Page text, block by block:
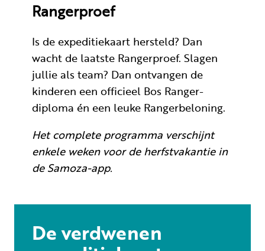
Rangerproef
Is de expeditiekaart hersteld? Dan
wacht de laatste Rangerproef. Slagen
jullie als team? Dan ontvangen de
kinderen een officieel Bos Ranger-
diploma én een leuke Rangerbeloning.
Het complete programma verschijnt
enkele weken voor de herfstvakantie in
de Samoza-app.
De verdwenen